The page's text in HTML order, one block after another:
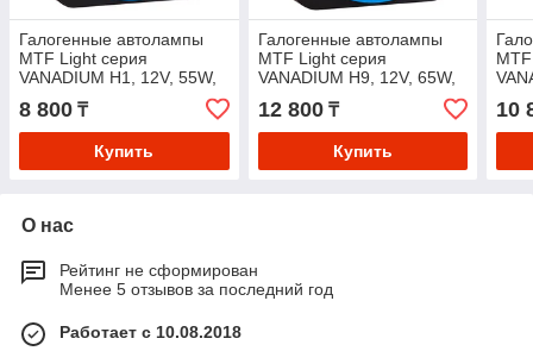
Галогенные автолампы
MTF Light серия
VANADIUM H1, 12V, 55W,
8 800 ₸
Купить
Галогенные автолампы
MTF Light серия
VANADIUM H9, 12V, 65W,
12 800₸
Купить
10
О нас
Рейтинг не сформирован
Менее 5 отзывов за последний год
Работает с 10.08.2018